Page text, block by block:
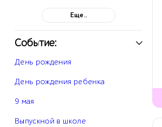
Еще..
Событие:
День рождения
День рождения ребенка
9 мая
Выпускной в школе